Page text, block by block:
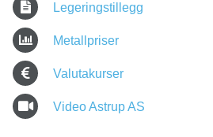
Legeringstillegg
Metallpriser
Valutakurser
Video Astrup AS